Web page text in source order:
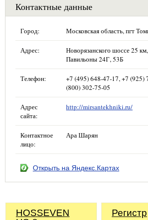
Контактные данные
Город: Московская область, пгт
Адрес:
Новорязанского шоссе 25
Павильоны 24Г, 53Б
Телефон:
+7 (495) 648-47-17, +7 (925)
(800) 302-75-05
Адрес
сайта:
http://mirsantekhniki.ru/
Контактное
лицо:
Ара Шарян
Открыть на Яндекс.Картах
HOSSEVEN
Регистр